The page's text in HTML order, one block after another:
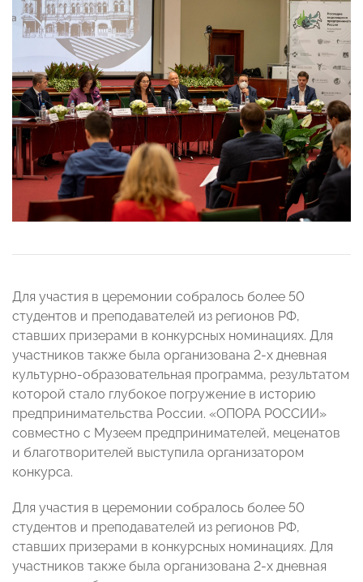
Для участия в церемонии собралось более 50
студентов и преподавателей из регионов РФ,
ставших призерами в конкурсных номинациях. Для
участников также была организована 2-х дневная
культурно-образовательная программа, результатом
которой стало глубокое погружение в историю
предпринимательства России. «ОПОРА РОССИИ»
совместно с Музеем предпринимателей, меценатов
и благотворителей выступила организатором
конкурса.
Для участия в церемонии собралось более 50
студентов и преподавателей из регионов РФ,
ставших призерами в конкурсных номинациях. Для
участников также была организована 2-х дневная